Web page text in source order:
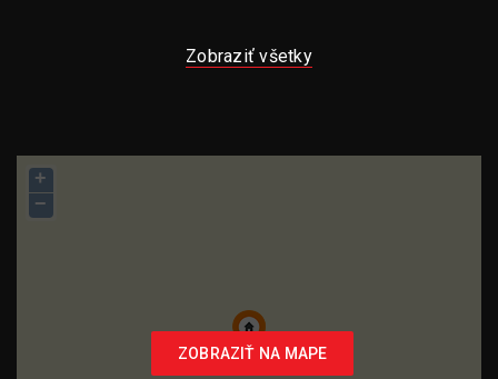
Zobraziť všetky
ZOBRAZIŤ NA MAPE
+
−